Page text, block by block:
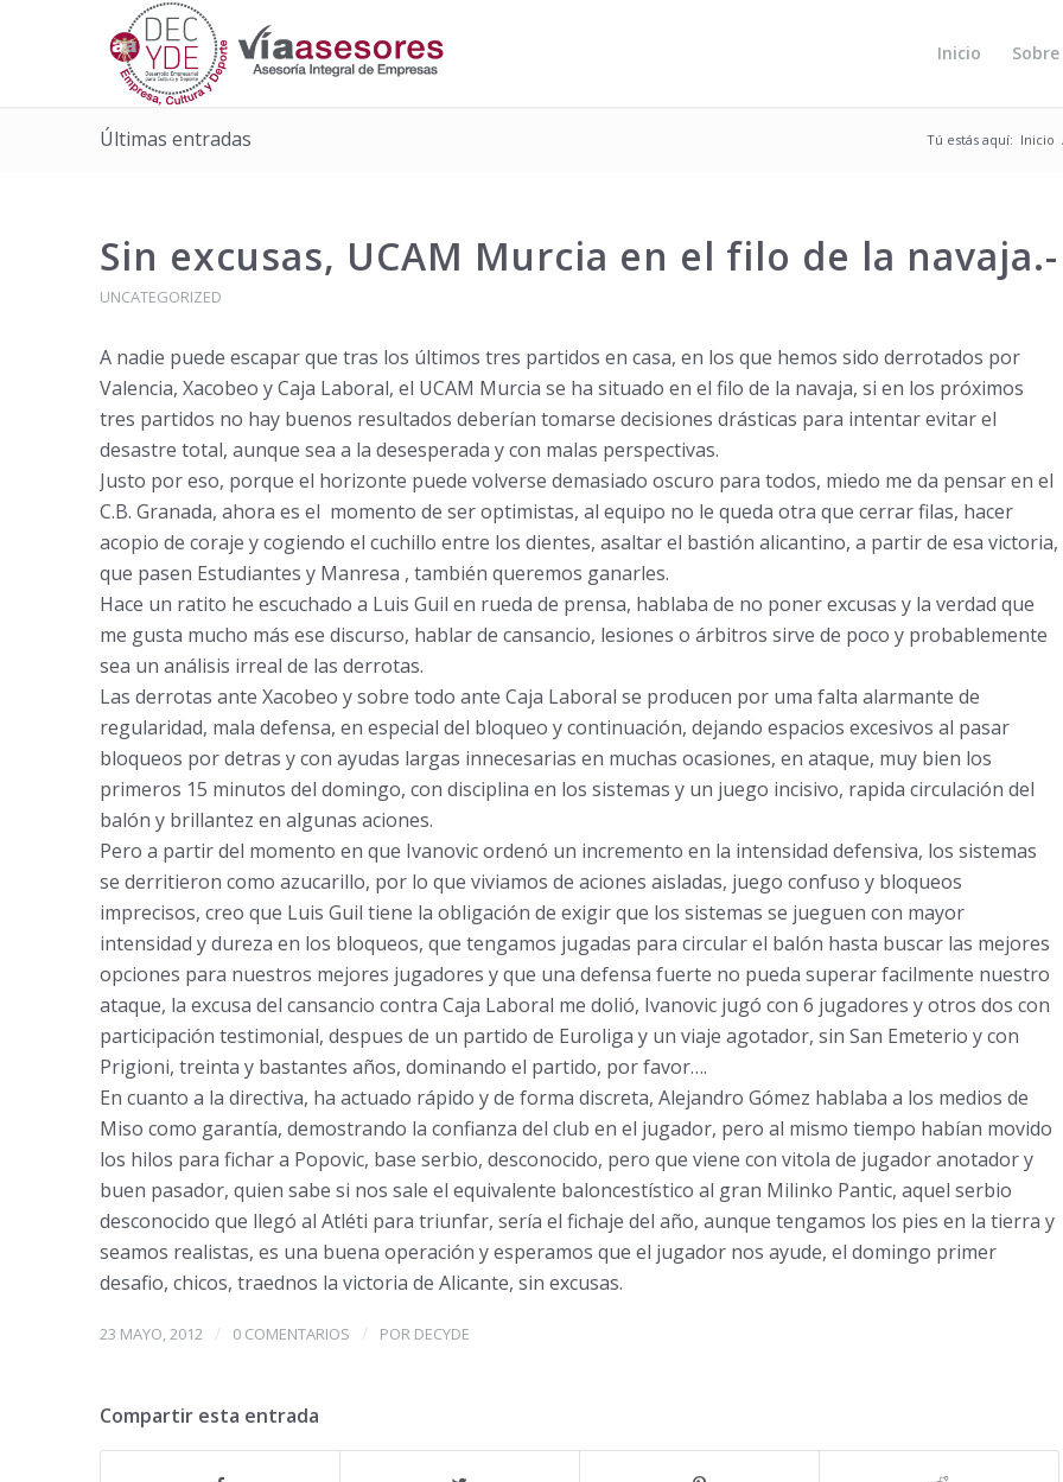
Inicio
Últimas entradas Tú estás aquí: Inicio
Sin excusas, UCAM Murcia en el filo de la navaja.-
UNCATEGORIZED
A nadie puede escapar que tras los últimos tres partidos en casa, en los que hemos sido derrotados por
Valencia, Xacobeo y Caja Laboral, el UCAM Murcia se ha situado en el filo de la navaja, si en los próximos
tres partidos no hay buenos resultados deberían tomarse decisiones drásticas para intentar evitar el
desastre total, aunque sea a la desesperada y con malas perspectivas.
Justo por eso, porque el horizonte puede volverse demasiado oscuro para todos, miedo me da pensar en el
C.B. Granada, ahora es el momento de ser optimistas, al equipo no le queda otra que cerrar filas, hacer
acopio de coraje y cogiendo el cuchillo entre los dientes, asaltar el bastión alicantino, a partir de esa victoria,
que pasen Estudiantes y Manresa , también queremos ganarles.
Hace un ratito he escuchado a Luis Guil en rueda de prensa, hablaba de no poner excusas y la verdad que
me gusta mucho más ese discurso, hablar de cansancio, lesiones o árbitros sirve de poco y probablemente
sea un análisis irreal de las derrotas.
Las derrotas ante Xacobeo y sobre todo ante Caja Laboral se producen por uma falta alarmante de
regularidad, mala defensa, en especial del bloqueo y continuación, dejando espacios excesivos al pasar
bloqueos por detras y con ayudas largas innecesarias en muchas ocasiones, en ataque, muy bien los
primeros 15 minutos del domingo, con disciplina en los sistemas y un juego incisivo, rapida circulación del
balón y brillantez en algunas aciones.
Pero a partir del momento en que Ivanovic ordenó un incremento en la intensidad defensiva, los sistemas
se derritieron como azucarillo, por lo que viviamos de aciones aisladas, juego confuso y bloqueos
imprecisos, creo que Luis Guil tiene la obligación de exigir que los sistemas se jueguen con mayor
intensidad y dureza en los bloqueos, que tengamos jugadas para circular el balón hasta buscar las mejores
opciones para nuestros mejores jugadores y que una defensa fuerte no pueda superar facilmente nuestro
ataque, la excusa del cansancio contra Caja Laboral me dolió, Ivanovic jugó con 6 jugadores y otros dos con
participación testimonial, despues de un partido de Euroliga y un viaje agotador, sin San Emeterio y con
Prigioni, treinta y bastantes años, dominando el partido, por favor….
En cuanto a la directiva, ha actuado rápido y de forma discreta, Alejandro Gómez hablaba a los medios de
Miso como garantía, demostrando la confianza del club en el jugador, pero al mismo tiempo habían movido
los hilos para fichar a Popovic, base serbio, desconocido, pero que viene con vitola de jugador anotador y
buen pasador, quien sabe si nos sale el equivalente baloncestístico al gran Milinko Pantic, aquel serbio
desconocido que llegó al Atléti para triunfar, sería el fichaje del año, aunque tengamos los pies en la tierra y
seamos realistas, es una buena operación y esperamos que el jugador nos ayude, el domingo primer
desafio, chicos, traednos la victoria de Alicante, sin excusas.
23 MAYO, 2012 / 0 COMENTARIOS / POR DECYDE
Compartir esta entrada